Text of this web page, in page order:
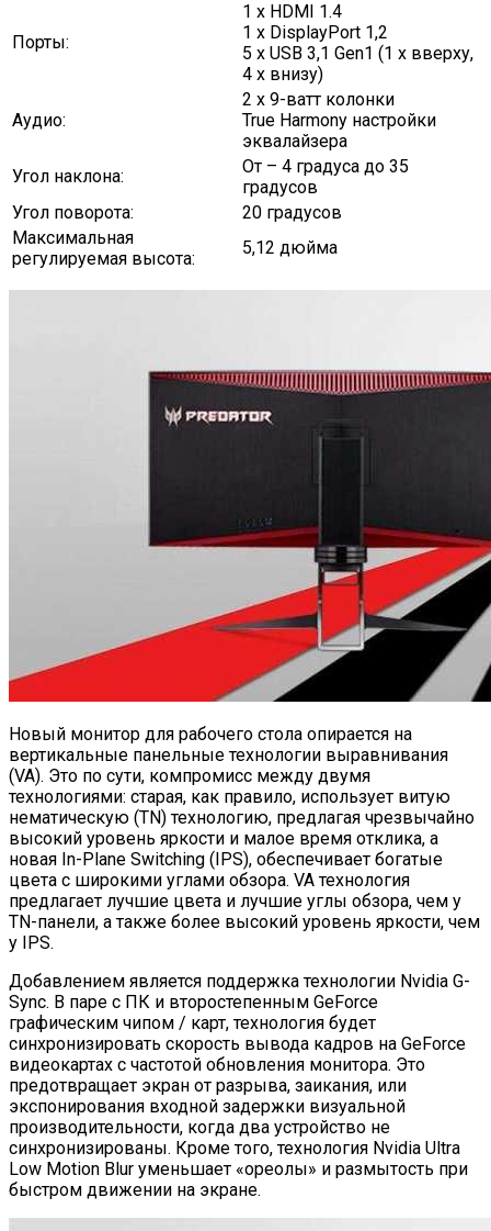
Порты:
1 x HDMI 1.4
1 x DisplayPort 1,2
5 x USB 3,1 Gen1 (1 x вверху,
4 x внизу)
Аудио:
2 x 9-ватт колонки
True Harmony настройки
эквалайзера
Угол наклона:
От – 4 градуса до 35
градусов
Угол поворота:
20 градусов
Максимальная
регулируемая высота:
5,12 дюйма
Новый монитор для рабочего стола опирается на
вертикальные панельные технологии выравнивания
(VA). Это по сути, компромисс между двумя
технологиями: старая, как правило, использует витую
нематическую (TN) технологию, предлагая чрезвычайно
высокий уровень яркости и малое время отклика, а
новая In-Plane Switching (IPS), обеспечивает богатые
цвета с широкими углами обзора. VA технология
предлагает лучшие цвета и лучшие углы обзора, чем у
TN-панели, а также более высокий уровень яркости, чем
у IPS.
Добавлением является поддержка технологии Nvidia G-
Sync. В паре с ПК и второстепенным GeForce
графическим чипом / карт, технология будет
синхронизировать скорость вывода кадров на GeForce
видеокартах с частотой обновления монитора. Это
предотвращает экран от разрыва, заикания, или
экспонирования входной задержки визуальной
производительности, когда два устройство не
синхронизированы. Кроме того, технология Nvidia Ultra
Low Motion Blur уменьшает «ореолы» и размытость при
быстром движении на экране.